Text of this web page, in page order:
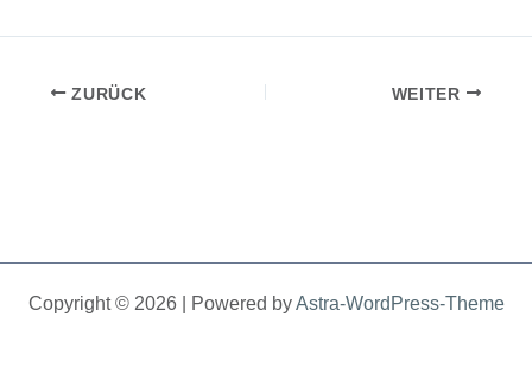
ZURÜCK WEITER
Copyright © 2026 | Powered byAstra-WordPress-Theme